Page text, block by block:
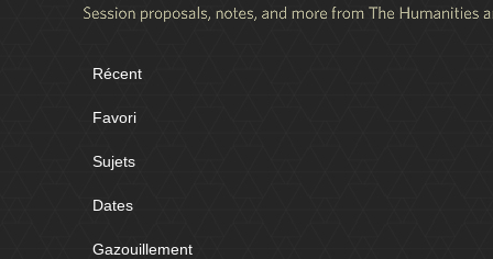
Récent
Favori
Sujets
Dates
Gazouillement